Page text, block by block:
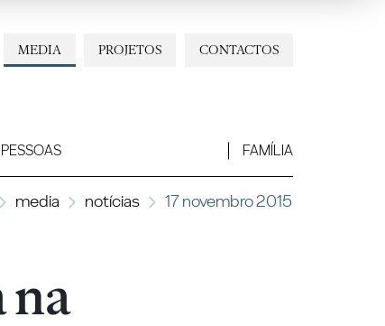
CONTACTOS
PROJETOS
MEDIA
PESSOAS FAMÍLIA
media notícias 17 novembro 2015
na